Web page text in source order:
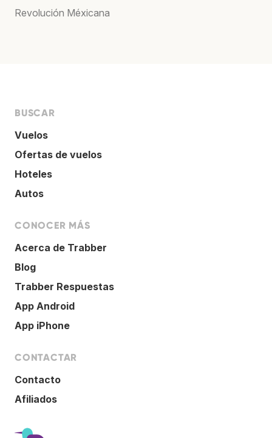
Revolución Méxicana
BUSCAR
Vuelos
Ofertas de vuelos
Hoteles
Autos
CONOCER MÁS
Acerca de Trabber
Blog
Trabber Respuestas
App Android
App iPhone
CONTACTAR
Contacto
Afiliados